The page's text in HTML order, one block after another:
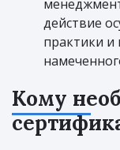
действие
практики и
Кому